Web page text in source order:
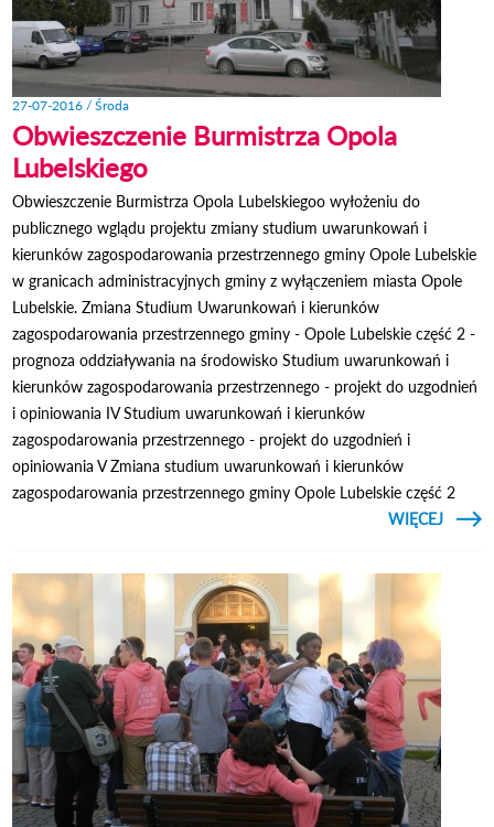
27-07-2016 / Środa
Obwieszczenie Burmistrza Opola
Lubelskiego
Obwieszczenie Burmistrza Opola Lubelskiegoo wyłożeniu do
publicznego wglądu projektu zmiany studium uwarunkowań i
kierunków zagospodarowania przestrzennego gminy Opole Lubelskie
w granicach administracyjnych gminy z wyłączeniem miasta Opole
Lubelskie. Zmiana Studium Uwarunkowań i kierunków
zagospodarowania przestrzennego gminy - Opole Lubelskie część 2 -
prognoza oddziaływania na środowisko Studium uwarunkowań i
kierunków zagospodarowania przestrzennego - projekt do uzgodnień
i opiniowania IV Studium uwarunkowań i kierunków
zagospodarowania przestrzennego - projekt do uzgodnień i
opiniowania V Zmiana studium uwarunkowań i kierunków
zagospodarowania przestrzennego gminy Opole Lubelskie część 2
CZYTAJ
WIĘCEJ